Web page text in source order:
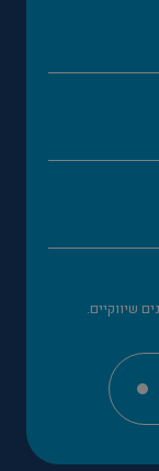
שיווקיים.